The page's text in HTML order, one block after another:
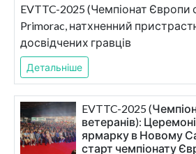
EVTTC-2025 (Чемпіонат Європи
Primorac, натхненний
досвідчених гравців
Детальніше
EVTTC-2025
ветеранів):
ярмарку в Новому
старт чемпіонату